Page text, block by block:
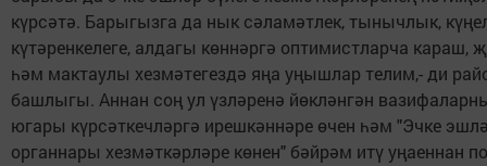
күрсәтә. Барыгызга да нык сәламәтлек, тынычлык,
күтәренкелеге, алдагы көннәргә оптимистларча караш,
һәм мактаулы хезмәтегездә яңа уңышлар телим,- ди
башлыгы. Аннан соң ул үзләренә йөкләнгән
югары күрсәткечләргә ирешкәннәре өчен һәм "Эчке
органнары хезмәткәрләре көнен" бәйрәм итү уңаеннан